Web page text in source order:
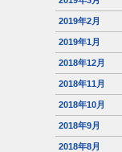
2019年2月
2019年1月
2018年12月
2018年11月
2018年10月
2018年9月
2018年8月